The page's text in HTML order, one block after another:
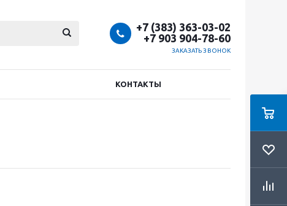
+7 (383) 363-03-02
+7 903 904-78-60
ЗАКАЗАТЬ ЗВОНОК
КОНТАКТЫ